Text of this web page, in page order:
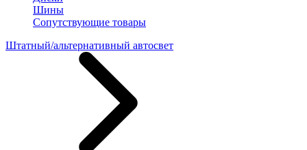
Шины
Сопутствующие товары
Штатный/альтернативный автосвет